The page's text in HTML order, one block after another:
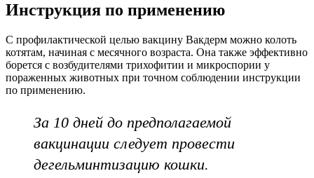
Инструкция по применению
С профилактической целью вакцину Вакдерм можно колоть
котятам, начиная с месячного возраста. Она также эффективно
борется с возбудителями трихофитии и микроспории у
пораженных животных при точном соблюдении инструкции
по применению.
За 10 дней до предполагаемой
вакцинации следует провести
дегельминтизацию кошки.